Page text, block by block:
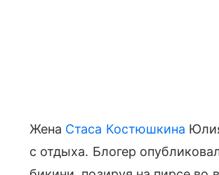
Жена Стаса Костюшкина
с отдыха. Блогер